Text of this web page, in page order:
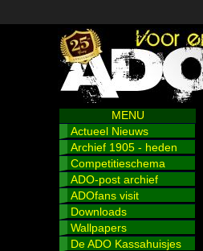
MENU
Actueel Nieuws
Archief 1905 - heden
Competitieschema
ADO-post archief
ADOfans visit
Downloads
Wallpapers
De ADO Kassahuisjes